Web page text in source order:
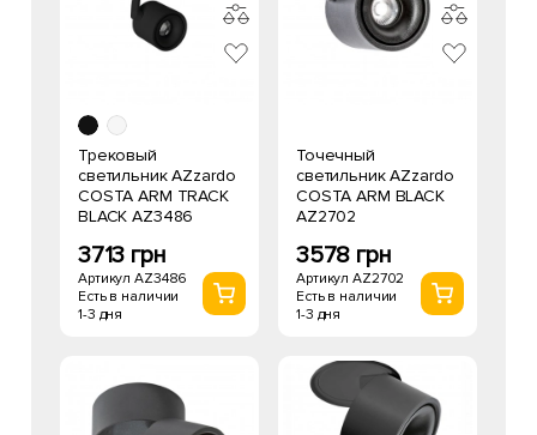
Трековый
светильник AZzardo
COSTA ARM TRACK
BLACK AZ3486
3713 грн
Артикул AZ3486
Есть в наличии
1-3 дня
Точечный
светильник AZzardo
COSTA ARM BLACK
AZ2702
3578 грн
Артикул AZ2702
Есть в наличии
1-3 дня